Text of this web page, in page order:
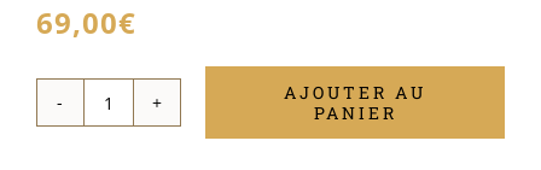
69,00€
quantité
AJOUTER AU
PANIER